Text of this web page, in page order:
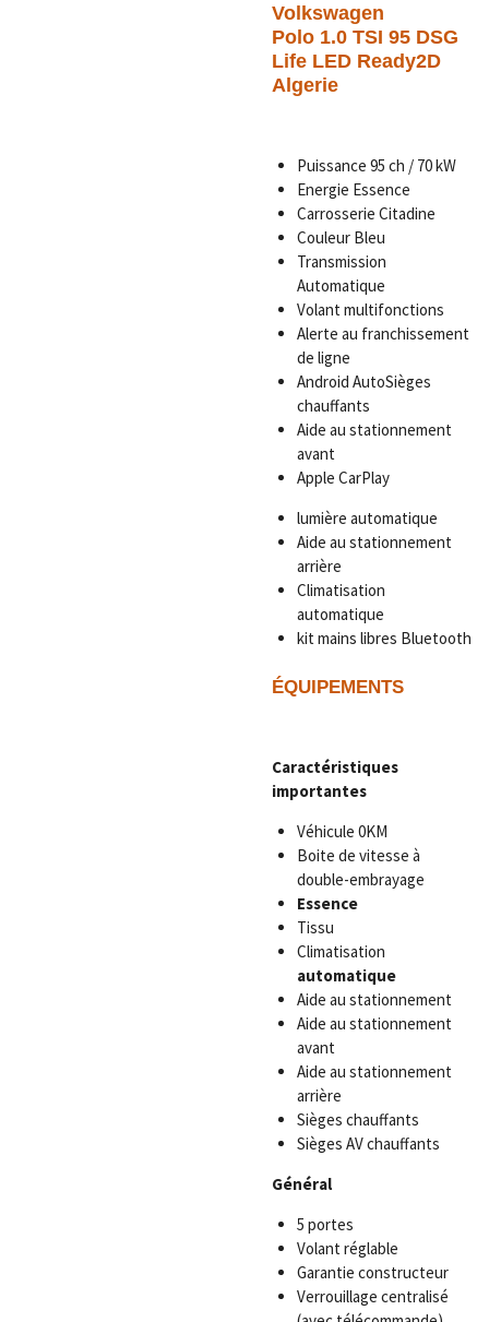
Volkswagen
Polo 1.0 TSI 95 DSG
Life LED Ready2D
Algerie
Puissance 95 ch / 70 kW
Energie Essence
Carrosserie Citadine
Couleur Bleu
Transmission
Automatique
Volant multifonctions
Alerte au franchissement
de ligne
Android AutoSièges
chauffants
Aide au stationnement
avant
Apple CarPlay
lumière automatique
Aide au stationnement
arrière
Climatisation
automatique
kit mains libres Bluetooth
ÉQUIPEMENTS
Caractéristiques
importantes
Véhicule 0KM
Boite de vitesse à
double-embrayage
Essence
Tissu
Climatisation
automatique
Aide au stationnement
Aide au stationnement
avant
Aide au stationnement
arrière
Sièges chauffants
Sièges AV chauffants
Général
5 portes
Volant réglable
Garantie constructeur
Verrouillage centralisé